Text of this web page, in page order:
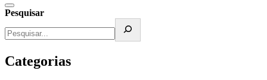
Pesquisar
Categorias